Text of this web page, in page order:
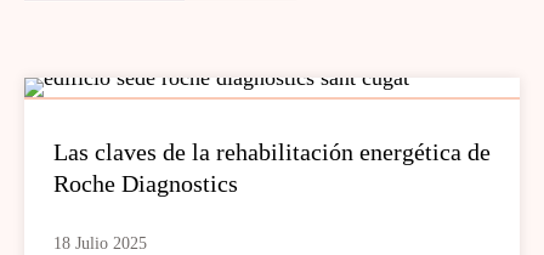
Las claves de la rehabilitación energética de
Roche Diagnostics
18 Julio 2025